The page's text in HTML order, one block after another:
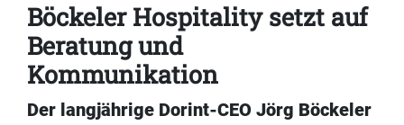
Böckeler Hospitality setzt auf
Beratung und
Kommunikation
Der langjährige Dorint-CEO Jörg Böckeler